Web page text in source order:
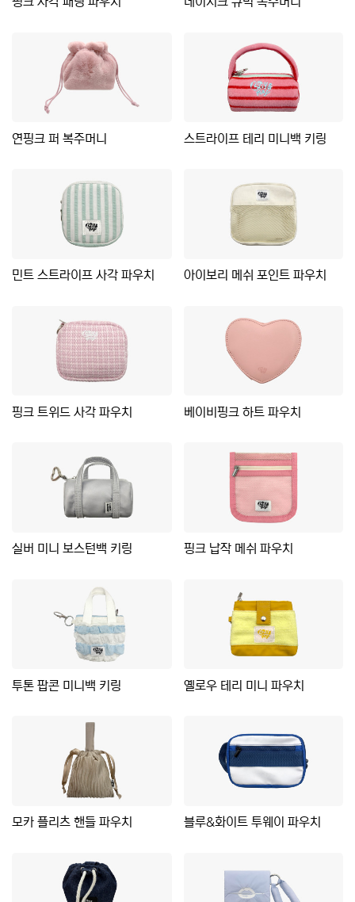
연핑크 퍼 복주머니 스트라이프 테리 미니백 키링
민트 스트라이프 사각 파우치 아이보리 메쉬 포인트 파우치
핑크 트위드 사각 파우치 베이비핑크 하트 파우치
실버 미니 보스턴백 키링 핑크 납작 메쉬 파우치
투톤 팝콘 미니백 키링 옐로우 테리 미니 파우치
모카 플리츠 핸들 파우치 블루&화이트 투웨이 파우치